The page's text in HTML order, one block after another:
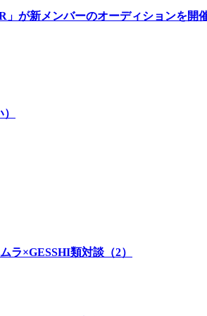
」が新メンバーのオーディションを開
ラ×GESSHI類対談（2）